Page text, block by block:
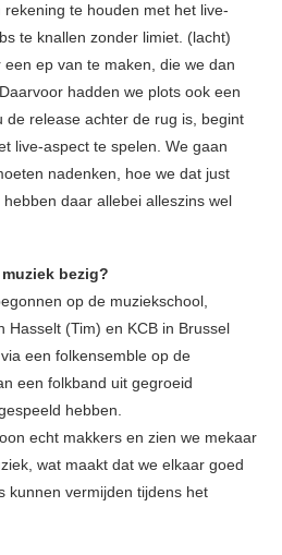
te houden met het live-
te knallen zonder limiet. (lacht)
ep van te maken, die we dan
hadden we plots ook een
de release achter de rug is, begint
live-aspect te spelen. We gaan
nadenken, hoe we dat just
daar allebei alleszins wel
bezig?
op de muziekschool,
Hasselt (Tim) en KCB in Brussel
een folkensemble op de
een folkband uit gegroeid
hebben.
echt makkers en zien we mekaar
wat maakt dat we elkaar goed
kunnen vermijden tijdens het